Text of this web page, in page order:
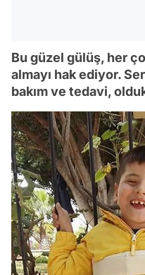
Bu güzel gülüş, her
almayı hak ediyor.
bakım ve tedavi,